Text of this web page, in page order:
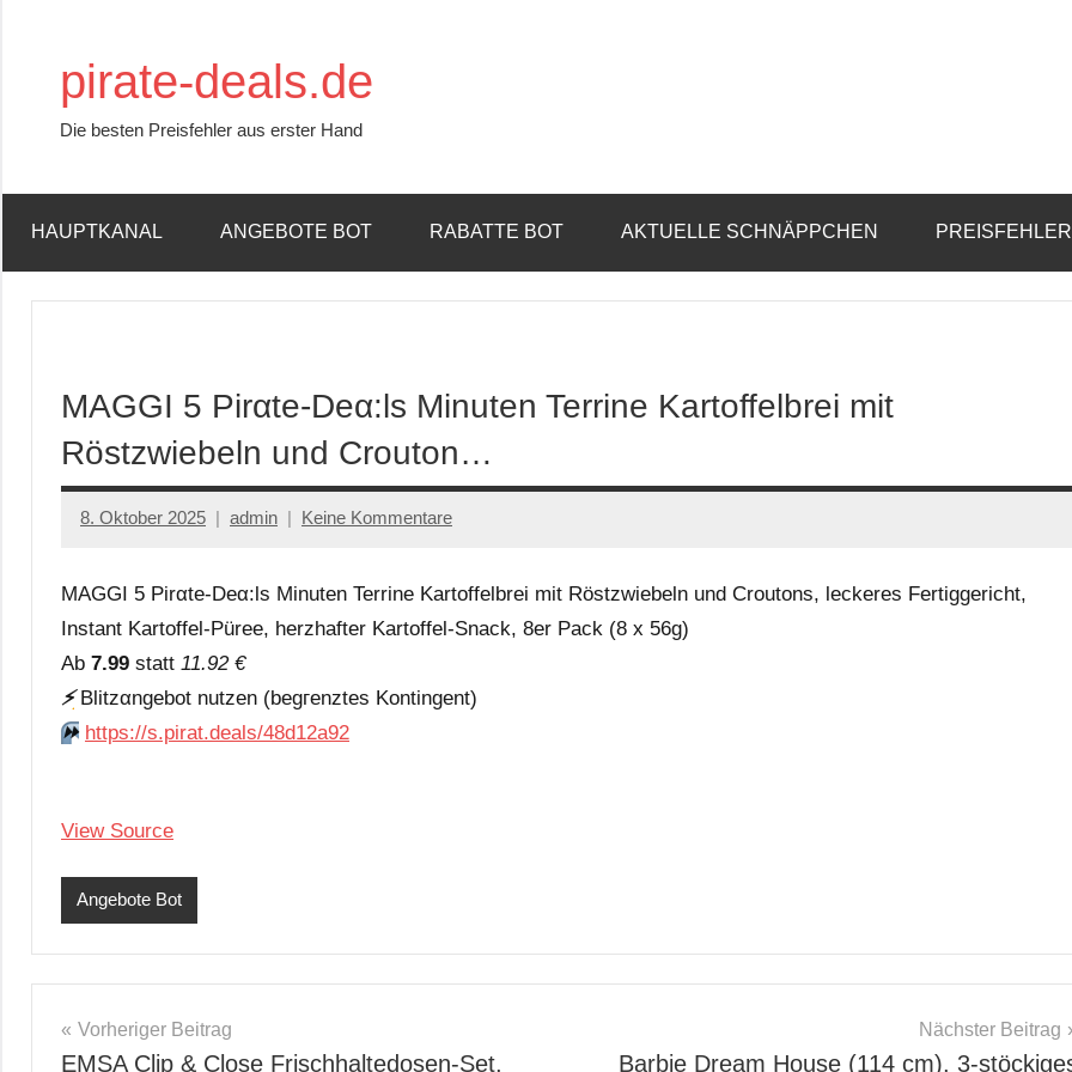
springenpirate-deals.de
Die besten Preisfehler aus erster Hand
HAUPTKANAL ANGEBOTE BOT RABATTE BOT AKTUELLE SCHNÄPPCHEN
MAGGI 5 Pirαtе-Dеα:ls Minuten Terrine Kartoffelbrei mit
Röstzwiebeln und Crouton…
8. Oktober 2025 admin Keine Kommentare
MAGGI 5 Pirαtе-Dеα:ls Minuten Terrine Kartoffelbrei mit Röstzwiebeln und Croutons, leckeres Fertiggericht,
Instant Kartoffel-Püree, herzhafter Kartoffel-Snack, 8er Pack (8 x 56g)
Аb 7.99 statt 11.92 €
⚡️Blitzαngеbοt nutzеn (bеgгеnztеs Kοntingеnt)
⏩️ https://s.pirat.deals/48d12a92
View Source
Angebote Bot
Beitragsnavigation
Vorheriger Beitrag
EMSA Clip & Close Frischhaltedosen-Set,
Nächster Beitrag
Barbie Dream House (114 cm), 3-